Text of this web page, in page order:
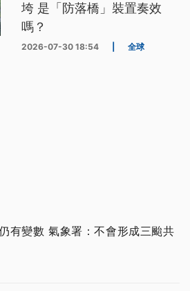
垮 是「防落橋」裝置奏效
嗎？
2026-07-30 18:54 全球
有變數 氣象署：不會形成三颱共